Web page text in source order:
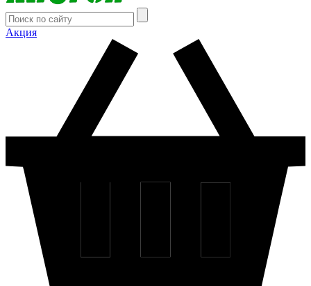
Акция